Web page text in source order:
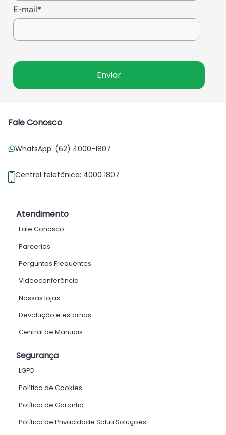
E-mail*
Fale Conosco
WhatsApp: (62) 4000-1807
Central telefônica: 4000 1807
Atendimento
Fale Conosco
Parcerias
Perguntas Frequentes
Videoconferência
Nossas lojas
Devolução e estornos
Central de Manuais
Segurança
LGPD
Política de Cookies
Política de Garantia
Política de Privacidade Soluti Soluções